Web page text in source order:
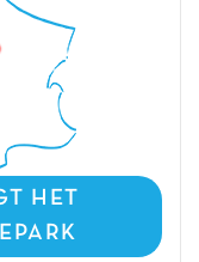
HET